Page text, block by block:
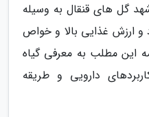
گل های قنقال به وسیله
و ارزش غذایی بالا و خواص
این مطلب به معرفی گیاه
دارویی و طریقه